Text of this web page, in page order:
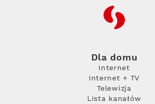
RFC
Dla domu
Internet
Internet + TV
Telewizja
Lista kanałów